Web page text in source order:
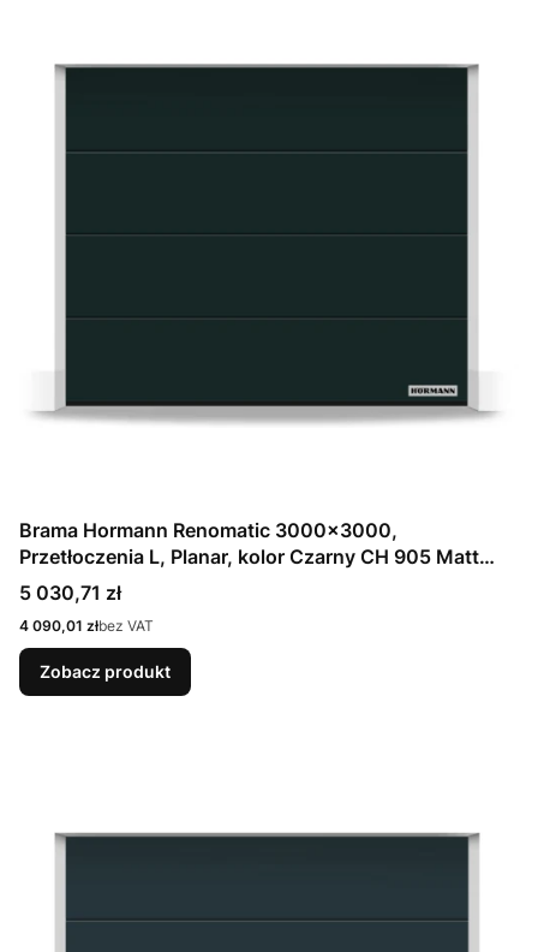
Brama Hormann Renomatic 3000x3000,
Przetłoczenia L, Planar, kolor Czarny CH 905 Matt
deluxe + Prowadzenie N
Cena
5 030,71 zł
Cena
4 090,01 złbez VAT
Zobacz produkt